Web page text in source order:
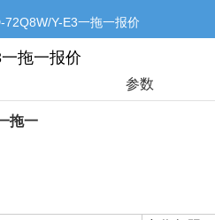
72Q8W/Y-E3一拖一报价
拖一报价
参数
拖一